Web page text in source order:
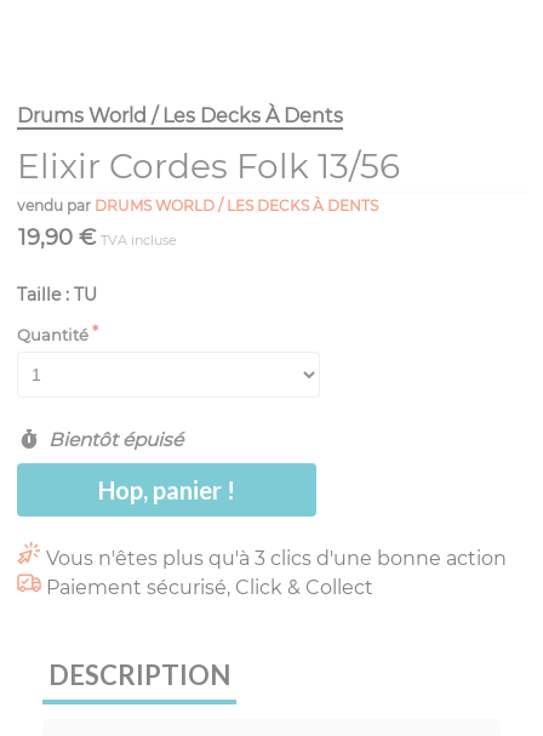
Drums World / Les Decks À Dents
Elixir Cordes Folk 13/56
vendu par DRUMS WORLD / LES DECKS À DENTS
19,90 € TVA incluse
Taille : TU
Quantité
Bientôt épuisé
Hop, panier !
Vous n'êtes plus qu'à 3 clics d'une bonne action
Paiement sécurisé, Click & Collect
DESCRIPTION